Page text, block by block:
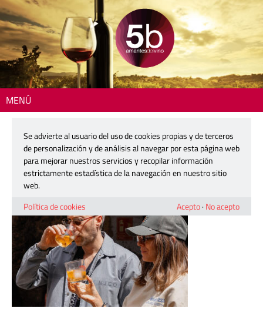
MENÚ
vermut-9-1200
28 abril, 2026
Se advierte al usuario del uso de cookies propias y de terceros
de personalización y de análisis al navegar por esta página web
para mejorar nuestros servicios y recopilar información
estrictamente estadística de la navegación en nuestro sitio
web.
Política de cookies
Acepto· No acepto